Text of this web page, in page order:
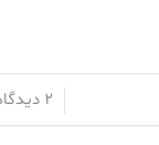
2 دیدگاه
/